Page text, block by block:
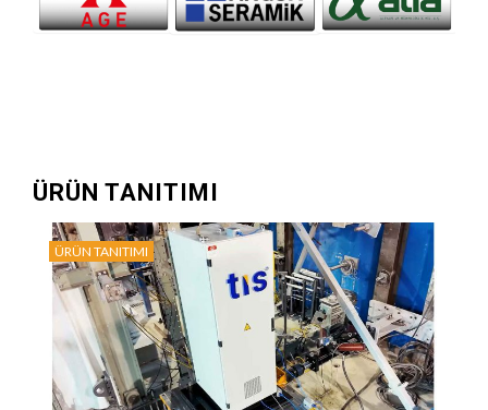
ÜRÜN TANITIMI
ÜRÜN TANITIMI